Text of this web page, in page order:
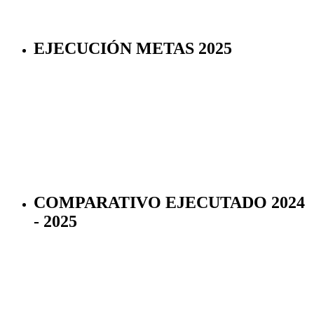
EJECUCIÓN METAS 2025
COMPARATIVO EJECUTADO 2024
- 2025